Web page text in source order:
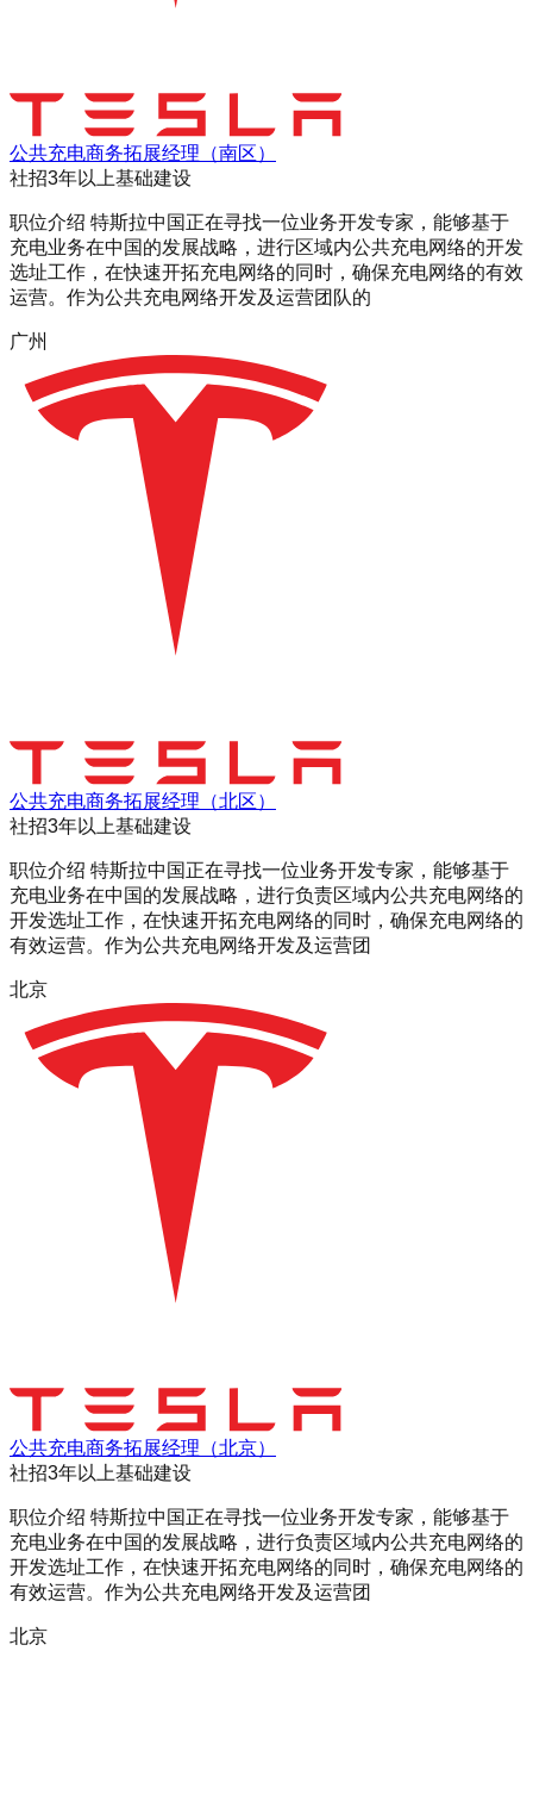
公共充电商务拓展经理（南区）
社招3年以上基础建设
职位介绍 特斯拉中国正在寻找一位业务开发专家，能够基于
充电业务在中国的发展战略，进行区域内公共充电网络的开发
选址工作，在快速开拓充电网络的同时，确保充电网络的有效
运营。作为公共充电网络开发及运营团队的
广州
公共充电商务拓展经理（北区）
社招3年以上基础建设
职位介绍 特斯拉中国正在寻找一位业务开发专家，能够基于
充电业务在中国的发展战略，进行负责区域内公共充电网络的
开发选址工作，在快速开拓充电网络的同时，确保充电网络的
有效运营。作为公共充电网络开发及运营团
北京
公共充电商务拓展经理（北京）
社招3年以上基础建设
职位介绍 特斯拉中国正在寻找一位业务开发专家，能够基于
充电业务在中国的发展战略，进行负责区域内公共充电网络的
开发选址工作，在快速开拓充电网络的同时，确保充电网络的
有效运营。作为公共充电网络开发及运营团
北京